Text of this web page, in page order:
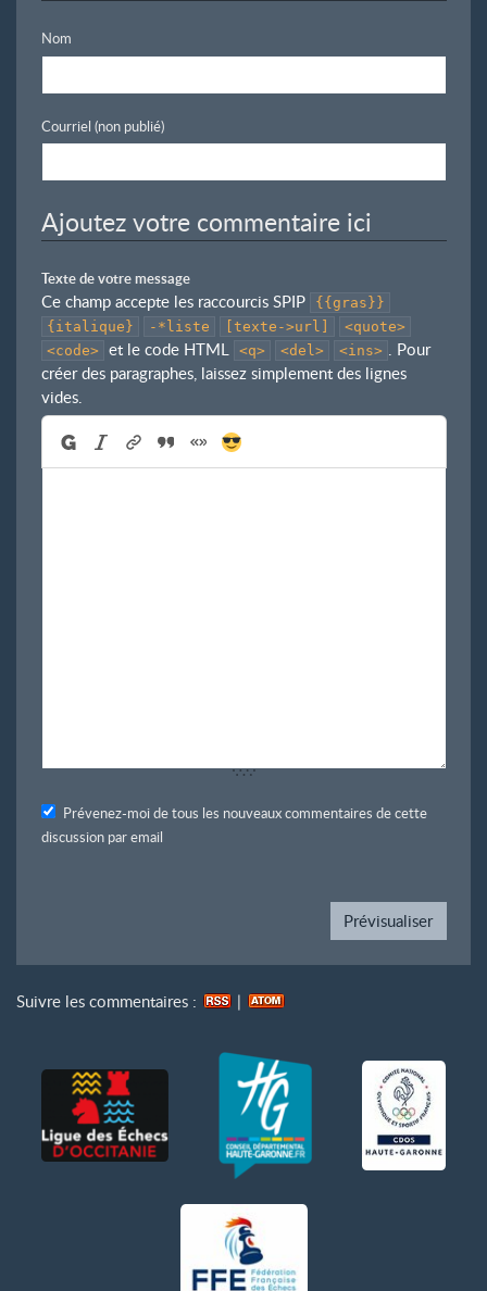
Nom
Courriel (non publié)
Ajoutez votre commentaire ici
Texte de votre message
Ce champ accepte les raccourcis SPIP
{{gras}}
{italique}
-*liste [texte->url]
<quote>
<code>
et le code HTML <q> <del> <ins> . Pour
créer des paragraphes, laissez simplement des lignes
vides.
Prévenez-moi de tous les nouveaux commentaires de cette
discussion par email
Suivre les commentaires : |